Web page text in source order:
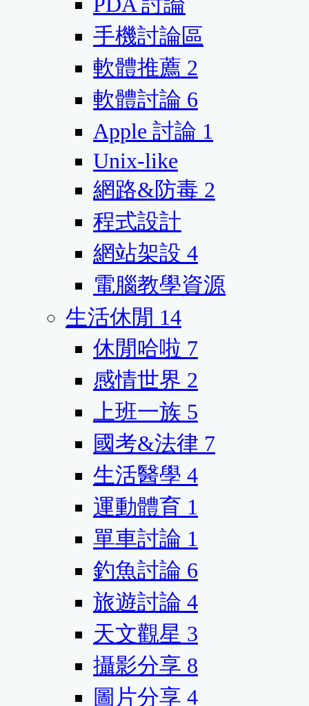
手機討論區
軟體推薦 2
軟體討論 6
Apple 討論 1
Unix-like
網路&防毒 2
程式設計
網站架設 4
電腦教學資源
生活休閒 14
休閒哈啦 7
感情世界 2
上班一族 5
國考&法律 7
生活醫學 4
運動體育 1
單車討論 1
釣魚討論 6
旅遊討論 4
天文觀星 3
攝影分享 8
圖片分享 4